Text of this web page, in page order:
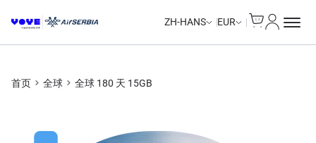
ZH-HANS EUR
首页 全球 全球 180 天 15GB